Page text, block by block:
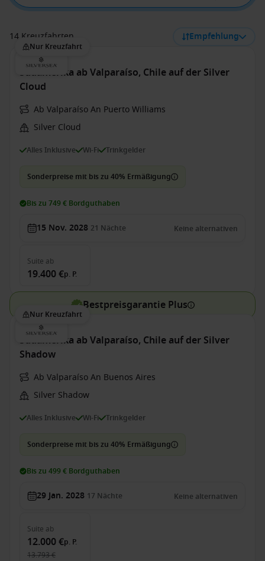
14 Kreuzfahrten Empfehlung
Nur Kreuzfahrt
Südamerika ab Valparaíso, Chile auf der Silver
Cloud
Ab Valparaíso An Puerto Williams
Silver Cloud
Alles Inklusive Wi-Fi Trinkgelder
Sonderpreise mit bis zu 40% Ermäßigung
Bis zu 749 € Bordguthaben
15 Nov. 2028 21 Nächte Keine alternativen
Suite ab
19.400 €p. P.
Bestpreisgarantie Plus
Nur Kreuzfahrt
Südamerika ab Valparaíso, Chile auf der Silver
Shadow
Ab Valparaíso An Buenos Aires
Silver Shadow
Alles Inklusive Wi-Fi Trinkgelder
Sonderpreise mit bis zu 40% Ermäßigung
Bis zu 499 € Bordguthaben
29 Jan. 2028 17 Nächte Keine alternativen
Suite ab
12.000 €p. P.
13.793 €